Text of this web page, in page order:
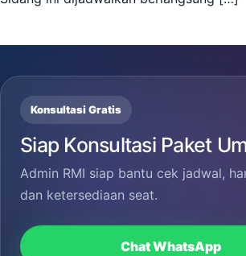
Konsultasi Gratis
Siap Konsultasi Paket
Admin RMI siap bantu cek jadwal,
dan ketersediaan seat.
Chat WhatsApp